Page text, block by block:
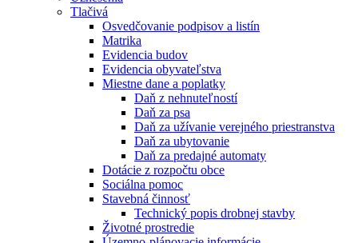
Tlačivá
Osvedčovanie podpisov a listín
Matrika
Evidencia budov
Evidencia obyvateľstva
Miestne dane a poplatky
Daň z nehnuteľností
Daň za psa
Daň za užívanie verejného priestranstva
Daň za ubytovanie
Daň za predajné automaty
Dotácie z rozpočtu obce
Sociálna pomoc
Stavebná činnosť
Technický popis drobnej stavby
Životné prostredie